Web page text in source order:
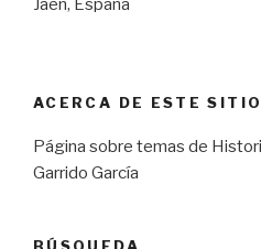
Jaén, España
ACERCA DE ESTE SITIO
Página sobre temas de
Garrido García